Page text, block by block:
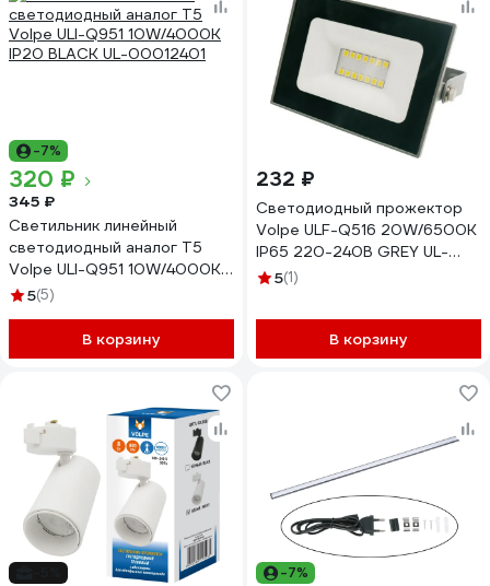
-7%
320 ₽
345 ₽
Светильник линейный
светодиодный аналог Т5
Volpe ULI-Q951 10W/4000K
IP20 BLACK UL-00012401
5(5)
В корзину
232 ₽
Светодиодный прожектор
Volpe ULF-Q516 20W/6500K
IP65 220-240В GREY UL-
00008354
5(1)
В корзину
-7%